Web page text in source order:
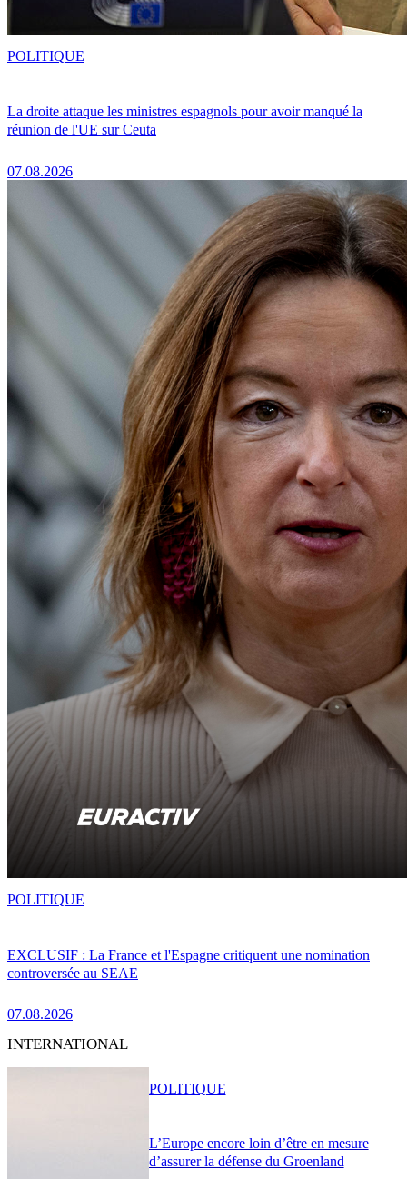
La droite attaque les ministres espagnols pour avoir manqué la
réunion de l'UE sur Ceuta
07.08.2026
POLITIQUE
EXCLUSIF : La France et l'Espagne critiquent une nomination
controversée au SEAE
07.08.2026
POLITIQUE
INTERNATIONAL
L’Europe encore loin d’être en mesure
d’assurer la défense du Groenland
POLITIQUE